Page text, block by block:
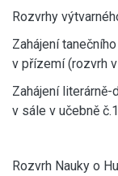
Rozvrhy
Zahájení
v přízemí (rozvrh
Zahájení literárně-
v sále v učebně
Rozvrh Nauky o